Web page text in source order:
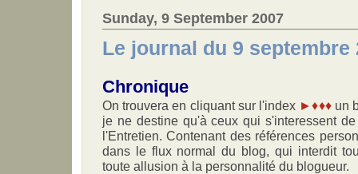
Sunday, 9 September 2007
Le journal du 9 septembre
Chronique
On trouvera en cliquant sur l'index ►♦♦♦un
je ne destine qu'à ceux qui s'interessent
l'Entretien. Contenant des références
dans le flux normal du blog, qui interdit
toute allusion à la personnalité du blogueur.